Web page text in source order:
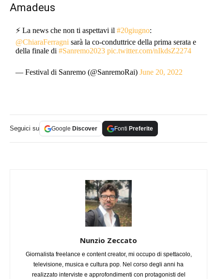
Amadeus
⚡️ La news che non ti aspettavi il#20giugno:
@ChiaraFerragni sarà la co-conduttrice della prima serata e
della finale di#Sanremo2023 pic.twitter.com/nIkdsZ2274
— Festival di Sanremo (@SanremoRai)June 20, 2022
Seguici su Google Discover Fonti Preferite
Nunzio Zeccato
Giornalista freelance e content creator, mi occupo di spettacolo,
televisione, musica e cultura pop. Nel corso degli anni ha
realizzato interviste e approfondimenti con protagonisti del